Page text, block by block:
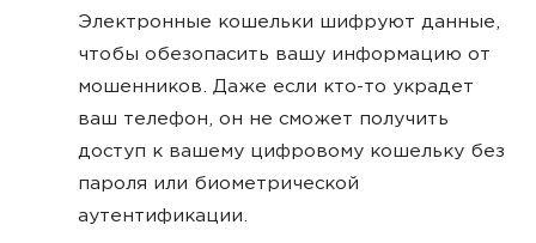
Электронные кошельки шифруют данные,
чтобы обезопасить вашу информацию от
мошенников. Даже если кто-то украдет
ваш телефон, он не сможет получить
доступ к вашему цифровому кошельку без
пароля или биометрической
аутентификации.